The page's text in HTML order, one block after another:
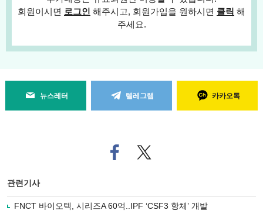
회원이시면 로그인 해주시고, 회원가입을 원하시면 클릭 해
주세요.
뉴스레터 텔레그램 카카오톡
페
이
로
트위
터로
관련기사
FNCT 바이오텍, 시리즈A 60억..IPF ‘CSF3 항체’ 개발